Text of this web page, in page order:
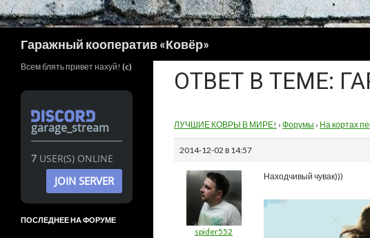
Гаражный кооператив «Ковёр»
ОТВЕТ В ТЕМЕ:
ЛУЧШИЕ КОВРЫ В МИРЕ! › Форумы › На кортах
2014-12-02 в 14:57
spider552
Находчивый чувак)))
Всем блять привет нахуй! (c)
garage_stream
7 USER(S) ONLINE
JOIN SERVER
ПОСЛЕДНЕЕ НА ФОРУМЕ